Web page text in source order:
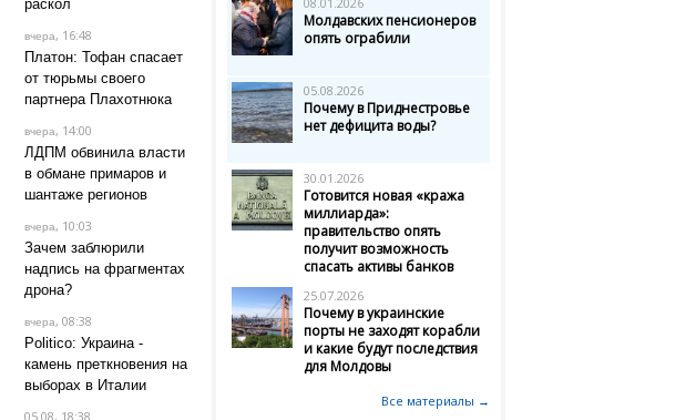
раскол
вчера, 16:48
Платон: Тофан спасает
от тюрьмы своего
партнера Плахотнюка
вчера, 14:00
ЛДПМ обвинила власти
в обмане примаров и
шантаже регионов
вчера, 10:03
Зачем заблюрили
надпись на фрагментах
дрона?
вчера, 08:38
Politico: Украина -
камень преткновения на
выборах в Италии
05.08, 18:38
Молдавских пенсионеров
опять ограбили
05.08.2026
Почему в Приднестровье
нет дефицита воды?
30.01.2026
Готовится новая «кража
миллиарда»:
правительство опять
получит возможность
спасать активы банков
25.07.2026
Почему в украинские
порты не заходят корабли
и какие будут последствия
для Молдовы
Все материалы →